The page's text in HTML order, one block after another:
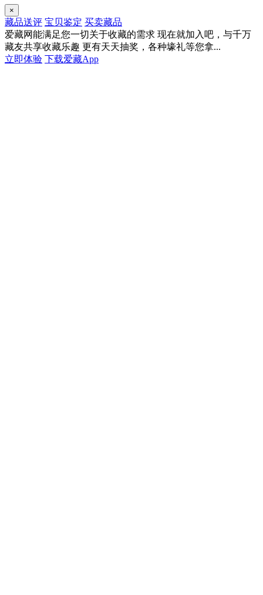
×
藏品送评 宝贝鉴定 买卖藏品
爱藏网能满足您一切关于收藏的需求 现在就加入吧，与千万
藏友共享收藏乐趣 更有天天抽奖，各种壕礼等您拿...
立即体验 下载爱藏App